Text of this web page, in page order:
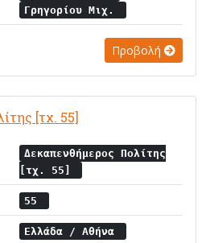
Γρηγορίου Μιχ.
Προβολή
[τχ. 55]
Δεκαπενθήμερος Πολίτης
[τχ. 55]
55
Ελλάδα / Αθήνα